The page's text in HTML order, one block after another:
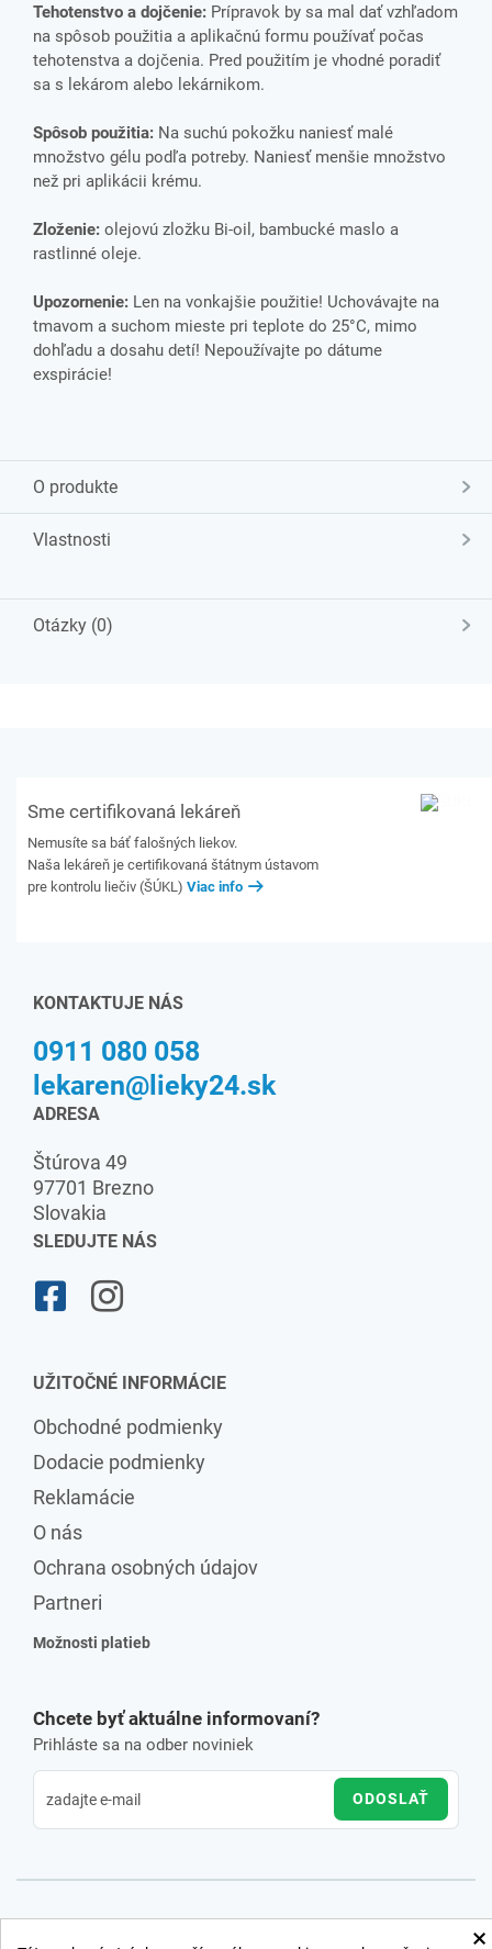
Tehotenstvo a dojčenie: Prípravok by sa mal dať vzhľadom
na spôsob použitia a aplikačnú formu používať počas
tehotenstva a dojčenia. Pred použitím je vhodné poradiť
sa s lekárom alebo lekárnikom.
Spôsob použitia: Na suchú pokožku naniesť malé
množstvo gélu podľa potreby. Naniesť menšie množstvo
než pri aplikácii krému.
Zloženie: olejovú zložku Bi-oil, bambucké maslo a
rastlinné oleje.
Upozornenie: Len na vonkajšie použitie! Uchovávajte na
tmavom a suchom mieste pri teplote do 25°C, mimo
dohľadu a dosahu detí! Nepoužívajte po dátume
exspirácie!
O produkte
Vlastnosti
Otázky (0)
Sme certifikovaná lekáreň
Nemusíte sa báť falošných liekov.
Naša lekáreň je certifikovaná štátnym ústavom
pre kontrolu liečiv (ŠÚKL) Viac info
KONTAKTUJE NÁS
0911 080 058
lekaren@lieky24.sk
ADRESA
Štúrova 49
97701 Brezno
Slovakia
SLEDUJTE NÁS
UŽITOČNÉ INFORMÁCIE
Obchodné podmienky
Dodacie podmienky
Reklamácie
O nás
Ochrana osobných údajov
Partneri
Možnosti platieb
Chcete byť aktuálne informovaní?
Prihláste sa na odber noviniek
ODOSLAŤ
×